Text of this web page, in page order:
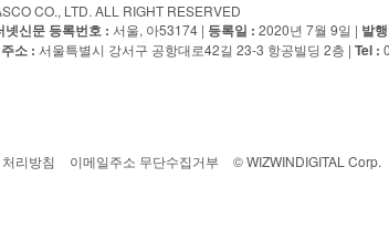
CO., LTD. ALL RIGHT RESERVED
넷신문 등록번호 : 서울, 아53174 | 등록일 : 2020년 7월 9일 | 발
주소 : 서울특별시 강서구 공항대로42길 23-3 항공빌딩 2층 | Tel :
리방침 이메일주소 무단수집거부 © WIZWINDIGITAL Corp.